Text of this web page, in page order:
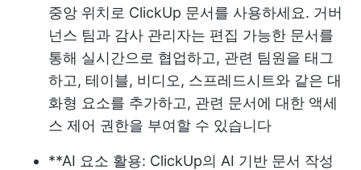
중앙 위치로 ClickUp 문서를 사용하세요. 거버
넌스 팀과 감사 관리자는 편집 가능한 문서를
통해 실시간으로 협업하고, 관련 팀원을 태그
하고, 테이블, 비디오, 스프레드시트와 같은 대
화형 요소를 추가하고, 관련 문서에 대한 액세
스 제어 권한을 부여할 수 있습니다
**AI 요소 활용: ClickUp의 AI 기반 문서 작성